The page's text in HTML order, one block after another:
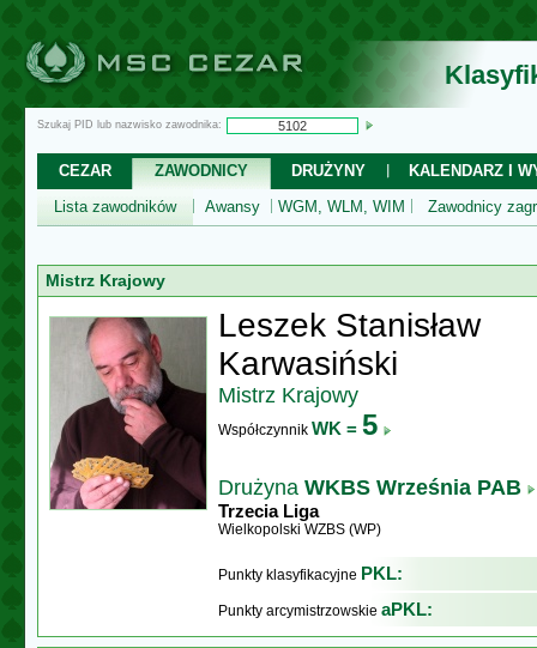
Szukaj PID lub nazwisko zawodnika:
CEZAR ZAWODNICY DRUŻYNY
KALENDARZ I
Lista zawodników
Awansy WGM, WLM, WIM Zawodnicy
Mistrz Krajowy
Leszek Stanisław
Karwasiński
Mistrz Krajowy
Współczynnik WK = 5
Drużyna WKBS Września PAB
Trzecia Liga
Wielkopolski WZBS (WP)
Punkty klasyfikacyjne PKL:
Punkty arcymistrzowskie aPKL: